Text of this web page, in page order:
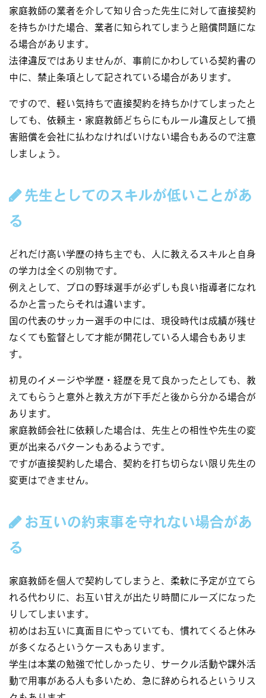
家庭教師の業者を介して知り合った先生に対して直接契約
を持ちかけた場合、業者に知られてしまうと賠償問題にな
る場合があります。
法律違反ではありませんが、事前にかわしている契約書の
中に、禁止条項として記されている場合があります。
ですので、軽い気持ちで直接契約を持ちかけてしまったと
しても、依頼主・家庭教師どちらにもルール違反として損
害賠償を会社に払わなければいけない場合もあるので注意
しましょう。
先生としてのスキルが低いことがあ
る
どれだけ高い学歴の持ち主でも、人に教えるスキルと自身
の学力は全くの別物です。
例えとして、プロの野球選手が必ずしも良い指導者になれ
るかと言ったらそれは違います。
国の代表のサッカー選手の中には、現役時代は成績が残せ
なくても監督として才能が開花している人場合もありま
す。
初見のイメージや学歴・経歴を見て良かったとしても、教
えてもらうと意外と教え方が下手だと後から分かる場合が
あります。
家庭教師会社に依頼した場合は、先生との相性や先生の変
更が出来るパターンもあるようです。
ですが直接契約した場合、契約を打ち切らない限り先生の
変更はできません。
お互いの約束事を守れない場合があ
る
家庭教師を個人で契約してしまうと、柔軟に予定が立てら
れる代わりに、お互い甘えが出たり時間にルーズになった
りしてしまいます。
初めはお互いに真面目にやっていても、慣れてくると休み
が多くなるというケースもあります。
学生は本業の勉強で忙しかったり、サークル活動や課外活
動で用事がある人も多いため、急に辞められるというリス